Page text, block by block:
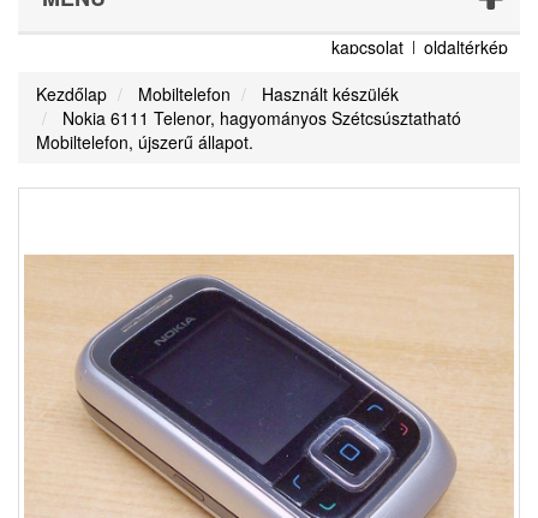
kapcsolat
oldaltérkép
Kezdőlap
Mobiltelefon
Használt készülék
Nokia 6111 Telenor, hagyományos Szétcsúsztatható
Mobiltelefon, újszerű állapot.